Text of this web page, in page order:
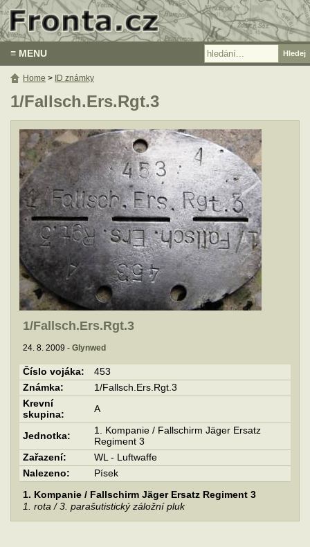
≡ MENU
1/Fallsch.Ers.Rgt.3
1/Fallsch.Ers.Rgt.3
24. 8. 2009 - Glynwed
Číslo vojáka:
453
Známka:
1/Fallsch.Ers.Rgt.3
Krevní
skupina:
A
Jednotka:
1. Kompanie / Fallschirm Jäger Ersatz
Regiment 3
Zařazení:
WL - Luftwaffe
Nalezeno:
Písek
1. Kompanie / Fallschirm Jäger Ersatz Regiment 3
1. rota / 3. parašutistický záložní pluk
Home > ID známky